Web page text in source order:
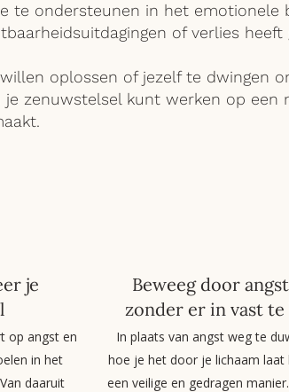
te ondersteunen in het emotionele
of verlies heeft
oplossen of jezelf te dwingen
je zenuwstelsel kunt werken op een
je
op angst en
in het
daaruit
Beweeg door
zonder er in vast te
In plaats van angst weg te
hoe je het door je lichaam laat
een veilige en gedragen